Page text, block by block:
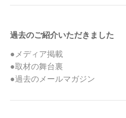
過去のご紹介いただきました
●メディア掲載
●取材の舞台裏
●過去のメールマガジン